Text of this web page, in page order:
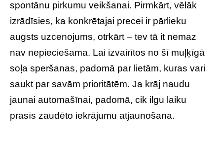
spontānu pirkumu veikšanai. Pirmkārt, vēlāk
izrādīsies, ka konkrētajai precei ir pārlieku
augsts uzcenojums, otrkārt – tev tā it nemaz
nav nepieciešama. Lai izvairītos no šī muļķīgā
soļa speršanas, padomā par lietām, kuras vari
saukt par savām prioritātēm. Ja krāj naudu
jaunai automašīnai, padomā, cik ilgu laiku
prasīs zaudēto iekrājumu atjaunošana.